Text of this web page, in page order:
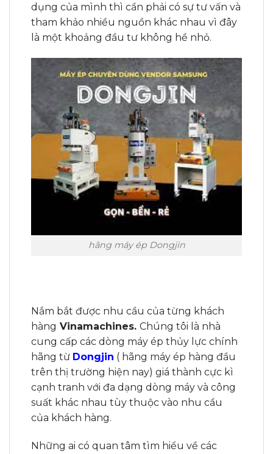
dụng của mình thì cần phải có sự tư vấn và
tham khảo nhiều nguồn khác nhau vì đây
là một khoảng đầu tư không hề nhỏ.
hãng máy ép Dongjin
Nắm bắt được nhu cầu của từng khách
hàng Vinamachines. Chúng tôi là nhà
cung cấp các dòng máy ép thủy lực chính
hãng từ Dongjin ( hãng máy ép hàng đầu
trên thị trường hiện nay) giá thành cực kì
cạnh tranh với đa dạng dòng máy và công
suất khác nhau tùy thuộc vào nhu cầu
của khách hàng.
Những ai có quan tâm tìm hiểu về các